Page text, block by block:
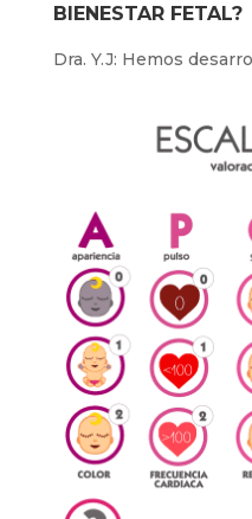
BIENESTAR FETAL?
Dra. Y.J: Hemos